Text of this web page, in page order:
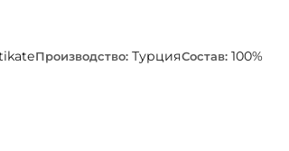
Производство: ТурцияСостав: 100%